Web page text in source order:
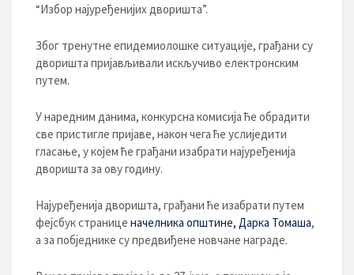
“Избор најуређенијих дворишта”.
Због тренутне епидемиолошке ситуације, грађани су
дворишта пријављивали искључиво електронским
путем.
У наредним данима, конкурсна комисија ће обрадити
све пристигле пријаве, након чега ће услиједити
гласање, у којем ће грађани изабрати најуређенија
дворишта за ову годину.
Најуређенија дворишта, грађани ће изабрати путем
фејсбук странице начелника општине, Дарка Томаша,
а за побједнике су предвиђене новчане награде.